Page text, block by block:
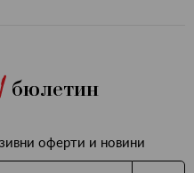
бюлетин
оферти и новини